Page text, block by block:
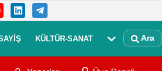
KÜLTÜR-SANAT Ara